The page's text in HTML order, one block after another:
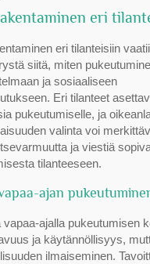
eri
eri tilanteisiin
siitä, miten
ja sosiaaliseen
Eri tilanteet
pukeutumiselle, ja
valinta voi
ja viestiä
tilanteeseen.
ajan
vapaa-ajalla pukeutumisen
ja käytännöllisyys,
ilmaiseminen.